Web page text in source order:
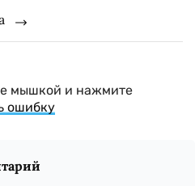
мышкой и нажмите
ошибку